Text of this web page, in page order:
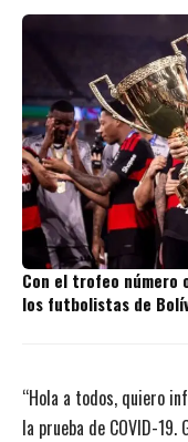
Con el trofeo número
los futbolistas de
“Hola a todos, quiero
la prueba de COVID-